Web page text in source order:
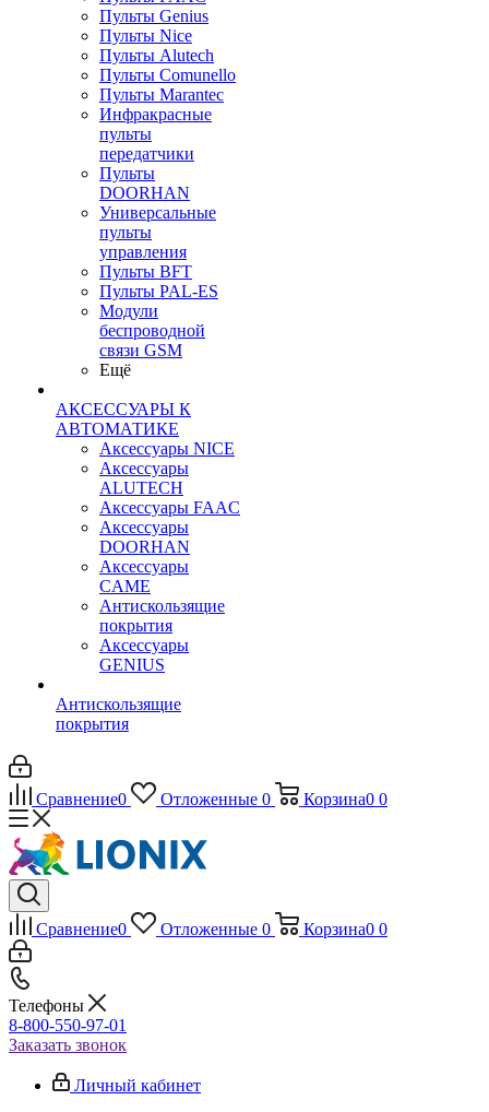
Пульты Genius
Пульты Nice
Пульты Alutech
Пульты Сomunello
Пульты Marantec
Инфракрасные
пульты
передатчики
Пульты
DOORHAN
Универсальные
пульты
управления
Пульты BFT
Пульты PAL-ES
Модули
беспроводной
связи GSM
Ещё
АКСЕССУАРЫ К
АВТОМАТИКЕ
Аксессуары NICE
Аксессуары
ALUTECH
Аксессуары FAAC
Аксессуары
DOORHAN
Аксессуары
CAME
Антискользящие
покрытия
Аксессуары
GENIUS
Антискользящие
покрытия
Сравнение0 Отложенные 0 Корзина0 0
Сравнение0 Отложенные 0 Корзина0 0
Телефоны
8-800-550-97-01
Заказать звонок
Личный кабинет